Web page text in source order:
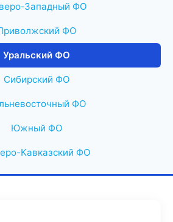
Западный ФО
ФО
Уральский ФО
Сибирский ФО
ФО
Южный ФО
Кавказский ФО